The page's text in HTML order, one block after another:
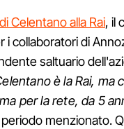
Celentano alla Rai, il
i collaboratori di
saltuario
è la Rai, ma
per la rete, da 5
menzionato.